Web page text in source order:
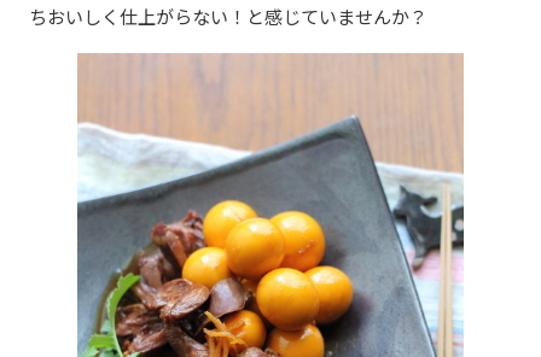
ちおいしく仕上がらない！と感じていませんか？